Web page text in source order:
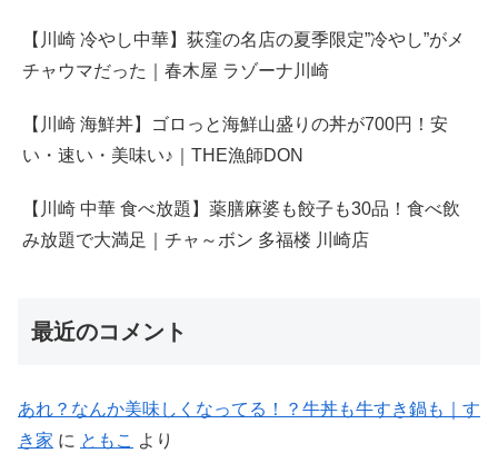
【川崎 冷やし中華】荻窪の名店の夏季限定”冷やし”がメ
チャウマだった｜春木屋 ラゾーナ川崎
【川崎 海鮮丼】ゴロっと海鮮山盛りの丼が700円！安
い・速い・美味い♪｜THE漁師DON
【川崎 中華 食べ放題】薬膳麻婆も餃子も30品！食べ飲
み放題で大満足｜チャ～ボン 多福楼 川崎店
最近のコメント
あれ？なんか美味しくなってる！？牛丼も牛すき鍋も｜す
き家 に ともこ より